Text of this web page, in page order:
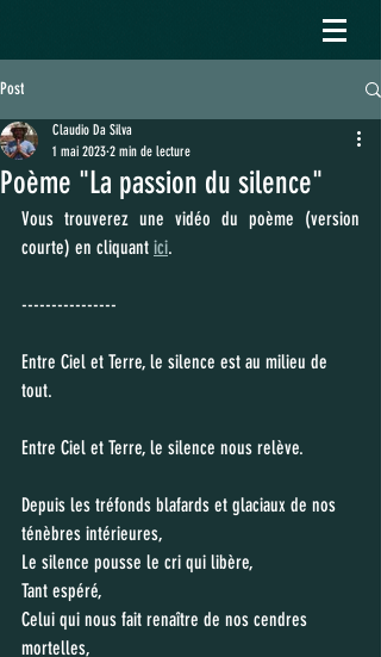
Post
Poème "La passion du silence"
Claudio Da Silva
1 mai 2023 2 min de lecture
Vous trouverez une vidéo du poème (version
courte) en cliquant ici.
----------------
Entre Ciel et Terre, le silence est au milieu de
tout.
Entre Ciel et Terre, le silence nous relève.
Depuis les tréfonds blafards et glaciaux de nos
ténèbres intérieures,
Le silence pousse le cri qui libère,
Tant espéré,
Celui qui nous fait renaître de nos cendres
mortelles,